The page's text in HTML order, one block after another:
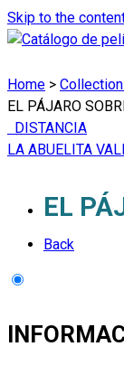
Skip to the
Home >
EL PÁJARO
DISTANCIA
LA ABUELITA
EL
Back